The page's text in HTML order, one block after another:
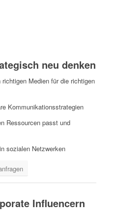
neu denken
Medien für die richtigen
Kommunikationsstrategien
Ressourcen passt und
sozialen Netzwerken
Influencern